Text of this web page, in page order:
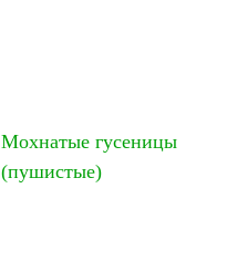
Мохнатые гусеницы
(пушистые)